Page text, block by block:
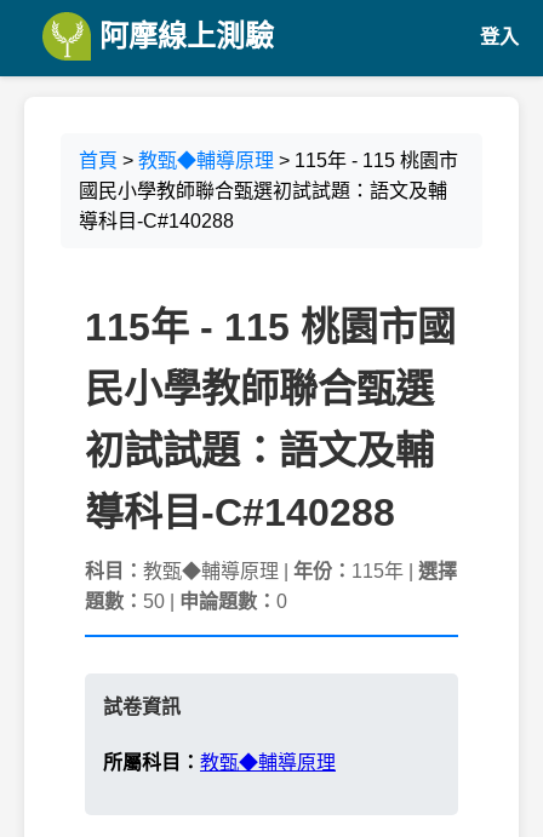
阿摩線上測驗 登入
首頁 > 教甄◆輔導原理 > 115年 - 115 桃園市
國民小學教師聯合甄選初試試題：語文及輔
導科目-C#140288
115年 - 115 桃園市國
民小學教師聯合甄選
初試試題：語文及輔
導科目-C#140288
科目： 教甄◆輔導原理 | 年份： 115年 | 選擇
題數： 50 | 申論題數： 0
試卷資訊
所屬科目： 教甄◆輔導原理